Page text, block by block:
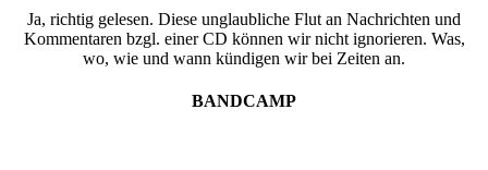
Ja, richtig gelesen. Diese unglaubliche Flut an Nachrichten und
Kommentaren bzgl. einer CD können wir nicht ignorieren. Was,
wo, wie und wann kündigen wir bei Zeiten an.
BANDCAMP